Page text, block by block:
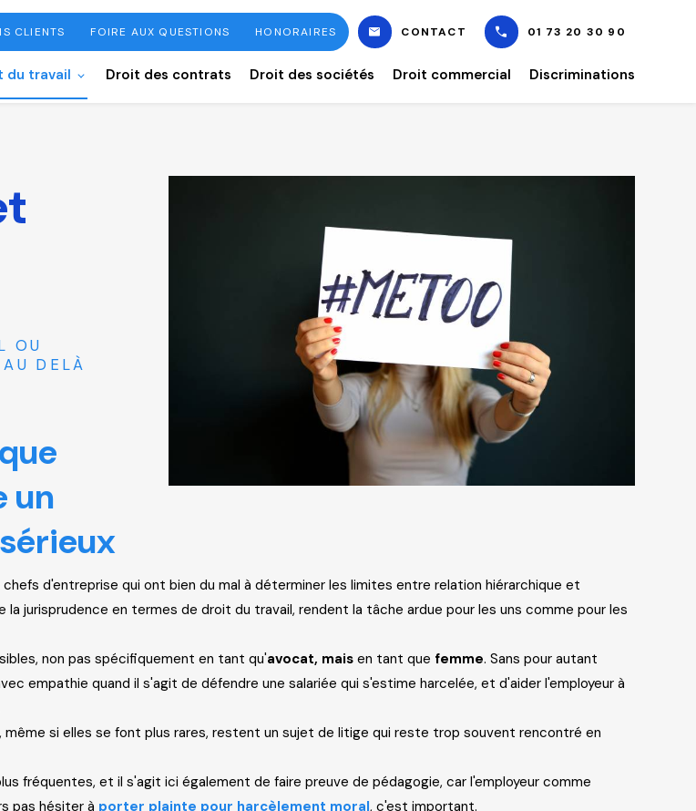
CLIENTS FOIRE AUX QUESTIONS HONORAIRES CONTACT 01 73 20 30 90
du travail Droit des contrats Droit des sociétés Droit commercial Discriminations
OU
DELÀ
un
d'entreprise qui ont bien du mal à déterminer les limites entre relation hiérarchique et
jurisprudence en termes de droit du travail, rendent la tâche ardue pour les uns comme pour les
non pas spécifiquement en tant qu'avocat, mais en tant que femme. Sans pour autant
empathie quand il s'agit de défendre une salariée qui s'estime harcelée, et d'aider l'employeur à
même si elles se font plus rares, restent un sujet de litige qui reste trop souvent rencontré en
fréquentes, et il s'agit ici également de faire preuve de pédagogie, car l'employeur comme
pas hésiter à porter plainte pour harcèlement moral, c'est important.